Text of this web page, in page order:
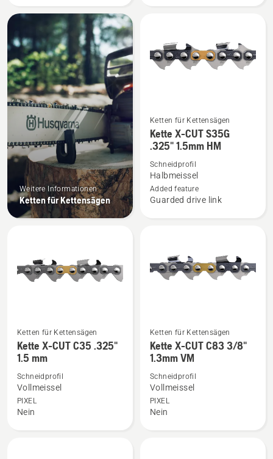
.325"
1.3mm
HM
anzeigen
VM
anzeigen
Weitere Informationen
Ketten für Kettensägen
Mehr
Details
zu
Kette
CUT
anzeigen
Ketten für Kettensägen
Kette X-CUT S35G
.325" 1.5mm HM
Schneidprofil
Halbmeissel
Added feature
Guarded drive link
Mehr
Details
Kette
CUT
Ketten für Kettensägen
Kette X-CUT C35 .325"
1.5 mm
Schneidprofil
Vollmeissel
PIXEL
Nein
Mehr
Details
Kette
CUT
Ketten für Kettensägen
Kette X-CUT C83 3/8"
1.3mm VM
Schneidprofil
Vollmeissel
PIXEL
Nein